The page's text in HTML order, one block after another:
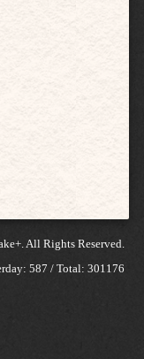
. All Rights Reserved.
587 / Total: 301176